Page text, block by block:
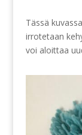
Tässä
irrotetaan
voi aloittaa